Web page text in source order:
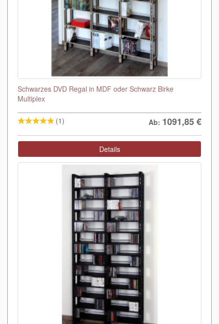
Schwarzes DVD Regal in MDF oder Schwarz Birke
Multiplex
(1) Ab: 1091,85€
Details